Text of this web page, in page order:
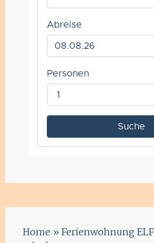
Home » Ferienwohnung